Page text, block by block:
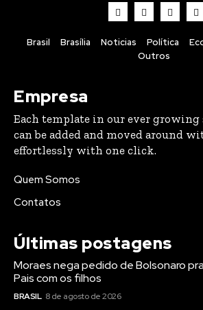
Brasil Brasília Noticias Política
Outros
Empresa
Each template in our ever
can be added and moved around
effortlessly with one click.
Quem Somos
Contatos
Últimas postagens
Moraes nega pedido de Bolsonaro
Pais com os filhos
BRASIL 8 de agosto de 2026